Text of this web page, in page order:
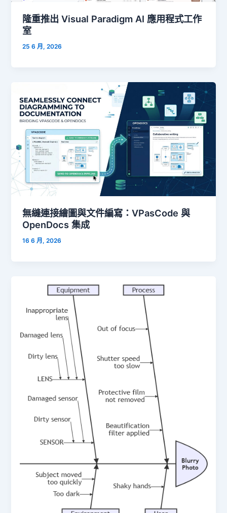
隆重推出 Visual Paradigm AI 應用程式工作
室
25 6 月, 2026
無縫連接繪圖與文件編寫：VPasCode 與
OpenDocs 集成
16 6 月, 2026